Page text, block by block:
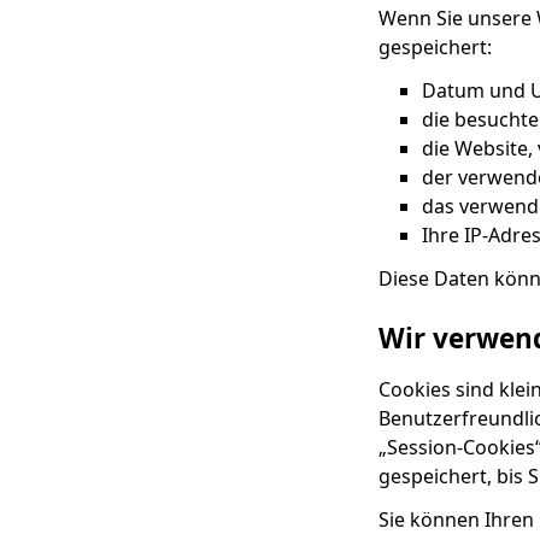
Wenn Sie
gespeichert:
Datum und
die
die Website,
der
das
Ihre IP-
Diese Daten
Wir
Cookies sind
„Session-
gespeichert, bis
Sie können